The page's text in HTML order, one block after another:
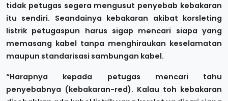
tidak petugas segera mengusut penyebab kebakaran
itu sendiri. Seandainya kebakaran akibat korsleting
listrik petugaspun harus sigap mencari siapa yang
memasang kabel tanpa menghiraukan keselamatan
maupun standarisasi sambungan kabel.
“Harapnya kepada petugas mencari tahu
penyebabnya (kebakaran-red). Kalau toh kebakaran